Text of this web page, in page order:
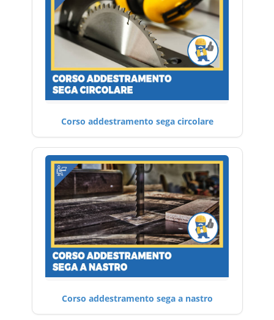
Corso addestramento sega circolare
Corso addestramento sega a nastro